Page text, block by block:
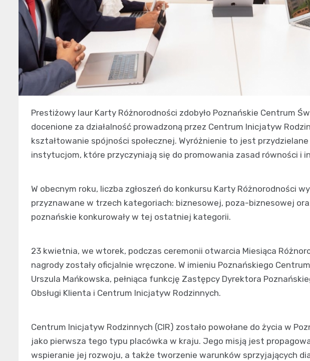
Prestiżowy laur Karty Różnorodności zdobyło Poznańskie Centrum
docenione za działalność prowadzoną przez Centrum Inicjatyw
kształtowanie spójności społecznej. Wyróżnienie to jest
instytucjom, które przyczyniają się do promowania zasad równości i
W obecnym roku, liczba zgłoszeń do konkursu Karty Różnorodności
przyznawane w trzech kategoriach: biznesowej, poza-biznesowej
poznańskie konkurowały w tej ostatniej kategorii.
23 kwietnia, we wtorek, podczas ceremonii otwarcia Miesiąca
nagrody zostały oficjalnie wręczone. W imieniu Poznańskiego
Urszula Mańkowska, pełniąca funkcję Zastępcy Dyrektora
Obsługi Klienta i Centrum Inicjatyw Rodzinnych.
Centrum Inicjatyw Rodzinnych (CIR) zostało powołane do życia w
jako pierwsza tego typu placówka w kraju. Jego misją jest
wspieranie jej rozwoju, a także tworzenie warunków sprzyjających